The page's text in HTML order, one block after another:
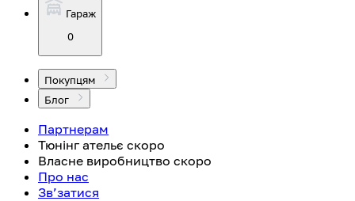
Гараж
0
Покупцям
Блог
Партнерам
Тюнінг ательє скоро
Власне виробництво скоро
Про нас
Зв’затися